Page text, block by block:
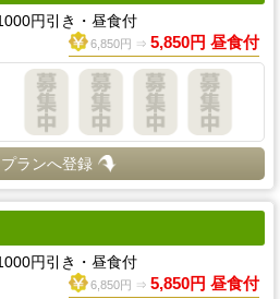
円引き・昼食付
6,850円 ⇒ 5,850円 昼食付
ランへ登録
円引き・昼食付
6,850円 ⇒ 5,850円 昼食付